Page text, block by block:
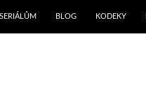
BLOG KODEKY